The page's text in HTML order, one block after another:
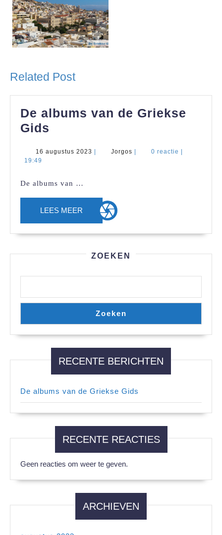
Related Post
De albums van de Griekse
Gids
van
Griekse
Gids
16 augustus 2023 16
| Jorgos Jorgos
| 0 reactie |
19:49
De albums van …
LEES MEER LEES
MEER
ZOEKEN
Zoeken
RECENTE BERICHTEN
De albums van de Griekse Gids
RECENTE REACTIES
Geen reacties om weer te geven.
ARCHIEVEN